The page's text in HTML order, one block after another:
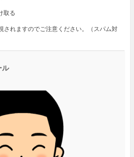
取る
されますのでご注意ください。（スパム対
ル